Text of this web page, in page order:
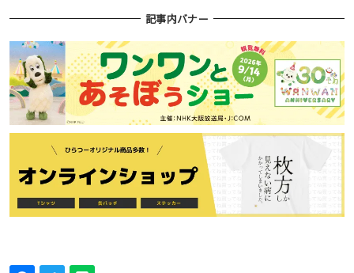
記事内バナー